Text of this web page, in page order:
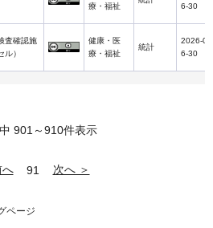
療・福祉
6-30
査確認施
ル）
健康・医
療・福祉
統計
2026-0
6-30
901～910件表示
へ 91 次へ ＞
ページ